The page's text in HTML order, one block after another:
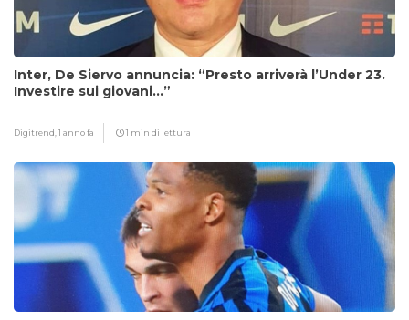
Inter, De Siervo annuncia: “Presto arriverà l’Under 23.
Investire sui giovani…”
Digitrend,1 anno fa 1 min di lettura